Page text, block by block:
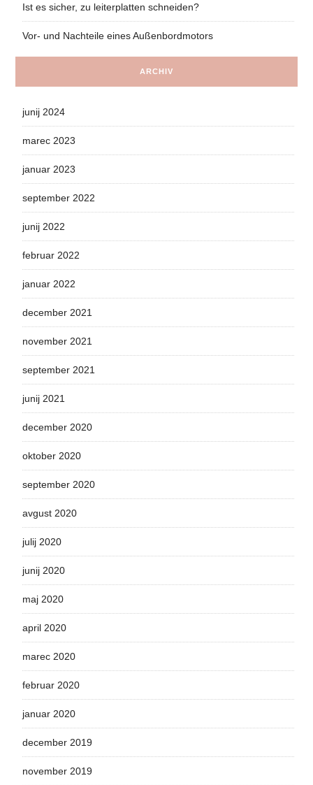
Ist es sicher, zu leiterplatten schneiden?
Vor- und Nachteile eines Außenbordmotors
ARCHIV
junij 2024
marec 2023
januar 2023
september 2022
junij 2022
februar 2022
januar 2022
december 2021
november 2021
september 2021
junij 2021
december 2020
oktober 2020
september 2020
avgust 2020
julij 2020
junij 2020
maj 2020
april 2020
marec 2020
februar 2020
januar 2020
december 2019
november 2019